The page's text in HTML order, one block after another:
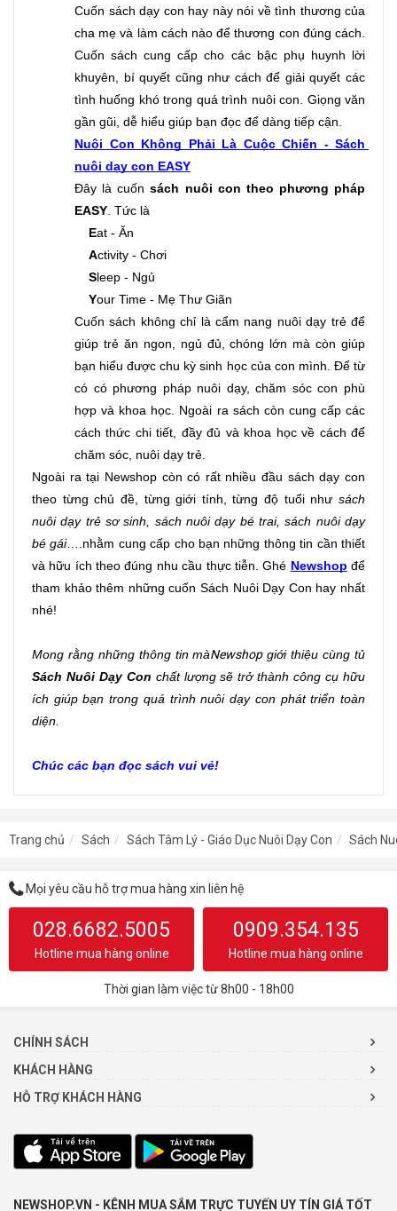
Cuốn sách dạy con hay này nói về tình thương của
cha mẹ và làm cách nào để thương con đúng cách.
Cuốn sách cung cấp cho các bậc phụ huynh lời
khuyên, bí quyết cũng như cách để giải quyết các
tình huống khó trong quá trình nuôi con. Giọng văn
gần gũi, dễ hiểu giúp bạn đọc để dàng tiếp cận.
Nuôi Con Không Phải Là Cuộc Chiến - Sách
nuôi dạy con EASY
Đây là cuốn sách nuôi con theo phương pháp
EASY . Tức là
Eat - Ăn
Activity - Chơi
Sleep - Ngủ
Your Time - Mẹ Thư Giãn
Cuốn sách không chỉ là cẩm nang nuôi dạy trẻ để
giúp trẻ ăn ngon, ngủ đủ, chóng lớn mà còn giúp
bạn hiểu được chu kỳ sinh học của con mình. Để từ
có có phương pháp nuôi dạy, chăm sóc con phù
hợp và khoa học. Ngoài ra sách còn cung cấp các
cách thức chi tiết, đầy đủ và khoa học về cách để
chăm sóc, nuôi dạy trẻ.
Ngoài ra tại Newshop còn có rất nhiều đầu sách dạy con
theo từng chủ đề, từng giới tính, từng độ tuổi như sách
nuôi dạy trẻ sơ sinh, sách nuôi dạy bé trai, sách nuôi dạy
bé gái….nhằm cung cấp cho bạn những thông tin cần thiết
và hữu ích theo đúng nhu cầu thực tiễn. Ghé Newshop để
tham khảo thêm những cuốn Sách Nuôi Dạy Con hay nhất
nhé!
Mong rằng những thông tin màNewshop
Sách Nuôi Dạy Con chất lượng sẽ trở thành công cụ hữu
ích giúp bạn trong quá trình nuôi dạy con phát triển toàn
diện.
Chúc các bạn đọc sách vui vẻ!
Trang chủ Sách Sách Tâm Lý - Giáo Dục Nuôi Dạy Con Sách
Mọi yêu cầu hỗ trợ mua hàng xin liên hệ
028.6682.5005
Hotline mua hàng online
0909.354.135
Hotline mua hàng online
Thời gian làm việc từ 8h00 - 18h00
CHÍNH SÁCH
KHÁCH HÀNG
HỖ TRỢ KHÁCH HÀNG
NEWSHOP.VN - KÊNH MUA SẮM TRỰC TUYẾN UY TÍN GIÁ TỐT